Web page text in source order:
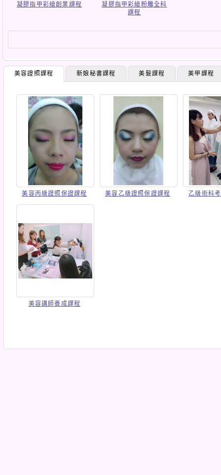
凝膠指甲彩繪創業課程
凝膠指甲彩繪粉雕全科
課程
美容證照課程 新娘秘書課程 美髮課程 美甲課程
美容丙級證照保證課程 美容乙級證照保證課程 乙級術科
美容講師養成課程